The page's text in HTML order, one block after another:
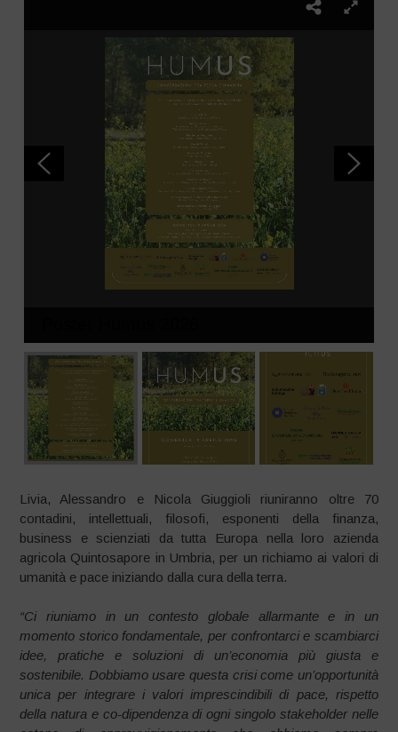
Livia, Alessandro e Nicola Giuggioli riuniranno oltre 70
contadini, intellettuali, filosofi, esponenti della finanza,
business e scienziati da tutta Europa nella loro azienda
agricola Quintosapore in Umbria, per un richiamo ai valori di
umanità e pace iniziando dalla cura della terra.
“Ci riuniamo in un contesto globale allarmante e in un
momento storico fondamentale, per confrontarci e scambiarci
idee, pratiche e soluzioni di un’economia più giusta e
sostenibile. Dobbiamo usare questa crisi come un’opportunità
unica per integrare i valori imprescindibili di pace, rispetto
della natura e co-dipendenza di ogni singolo stakeholder nelle